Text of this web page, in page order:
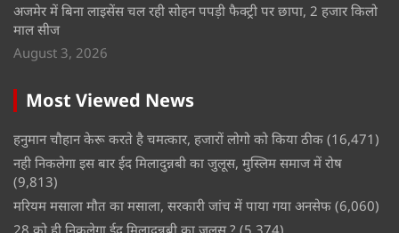
अजमेर में बिना लाइसेंस चल रही सोहन पपड़ी फैक्ट्री पर छापा, 2 हजार किलो
माल सीज
August 3, 2026
Most Viewed News
हनुमान चौहान केरू करते है चमत्कार, हजारों लोगो को किया ठीक (16,471)
नही निकलेगा इस बार ईद मिलादुन्नबी का जुलूस, मुस्लिम समाज में रोष
(9,813)
मरियम मसाला मौत का मसाला, सरकारी जांच में पाया गया अनसेफ (6,060)
28 को ही निकलेगा ईद मिलादुन्नबी का जुलूस ? (5,374)